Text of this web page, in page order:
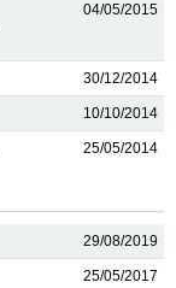
04/05/2015
30/12/2014
10/10/2014
25/05/2014
29/08/2019
25/05/2017